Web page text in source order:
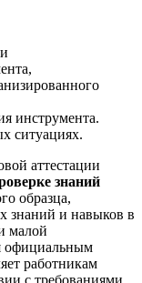
инструмента.
ситуациях.
аттестации
знаний
образца,
знаний и навыков в
малой
официальным
работникам